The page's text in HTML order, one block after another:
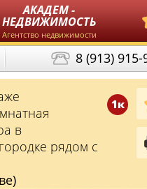
АКАДЕМ -
НЕДВИЖИМОСТЬ
Агентство недвижимости
8 (913) 915-
1к
в
рядом с